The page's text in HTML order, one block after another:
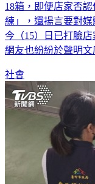
18箱，即便店家否
練」，還揚言要對
今（15）日已打臉
網友也紛紛於聲明文
社會